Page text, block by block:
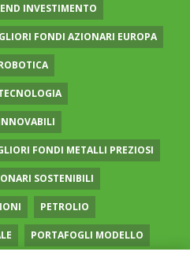
INVESTIMENTO
FONDI AZIONARI EUROPA
FONDI METALLI PREZIOSI
SOSTENIBILI
PETROLIO
PORTAFOGLI MODELLO